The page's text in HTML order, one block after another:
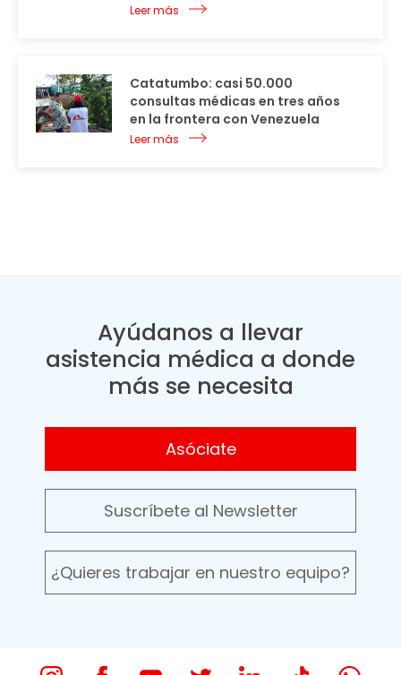
Leer más
Catatumbo: casi 50.000
consultas médicas en tres años
en la frontera con Venezuela
Leer más
Ayúdanos a llevar
asistencia médica a donde
más se necesita
Asóciate
Suscríbete al Newsletter
¿Quieres trabajar en nuestro equipo?